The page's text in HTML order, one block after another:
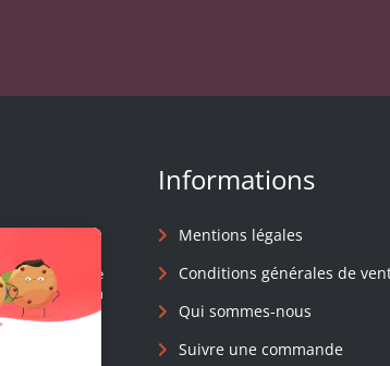
de l'Homme
en
Informations
Mentions légales
Conditions générales de
Qui sommes-nous
Suivre une commande